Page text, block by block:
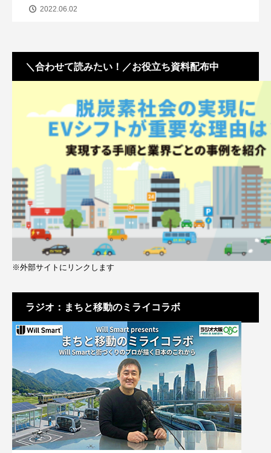
2022.06.02
＼合わせて読みたい！／お役立ち資料配布中
※外部サイトにリンクします
ラジオ：まちと移動のミライコラボ